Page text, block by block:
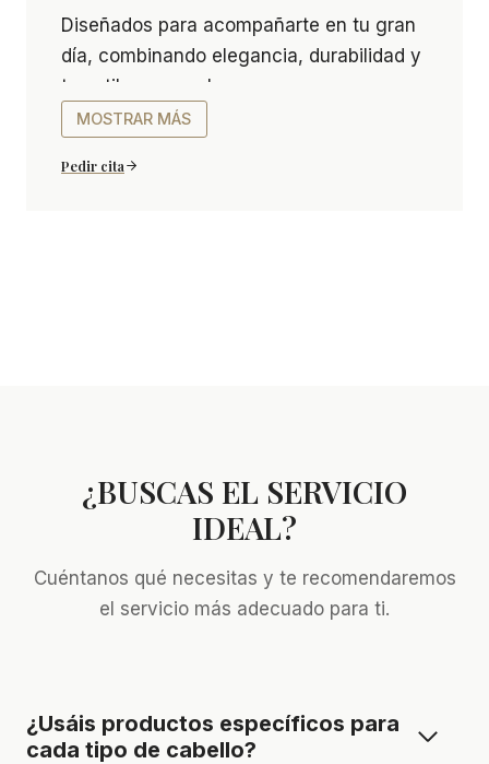
Diseñados para acompañarte en tu gran
día, combinando elegancia, durabilidad y
tu estilo personal.
MOSTRAR MÁS
Pedir cita
¿BUSCAS EL SERVICIO
IDEAL?
Cuéntanos qué necesitas y te recomendaremos
el servicio más adecuado para ti.
¿Usáis productos específicos para
cada tipo de cabello?